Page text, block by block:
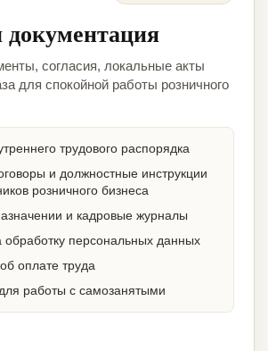
документация
согласия, локальные акты
для спокойной работы розничного
трудового распорядка
и должностные инструкции
розничного бизнеса
и кадровые журналы
обработку персональных данных
оплате труда
работы с самозанятыми